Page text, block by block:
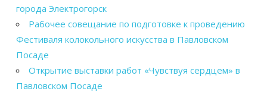
города Электрогорск
Рабочее совещание по подготовке к проведению
Фестиваля колокольного искусства в Павловском
Посаде
Открытие выставки работ «Чувствуя сердцем» в
Павловском Посаде